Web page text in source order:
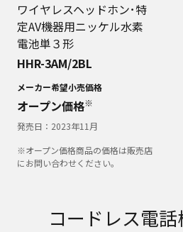
ワイヤレスヘッドホン･特
定AV機器用ニッケル水素
電池単３形
HHR-3AM/2BL
メーカー希望小売価格
オープン価格※
発売日： 2023年11月
※オープン価格商品の価格は販売店
にお問い合わせください。
コードレス電